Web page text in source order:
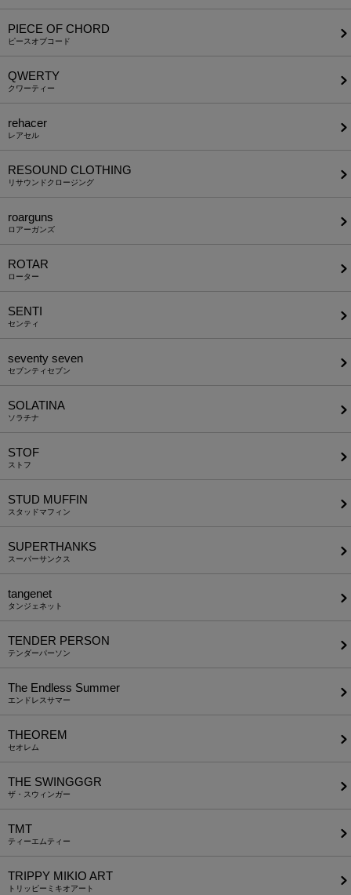
PIECE OF CHORD
ピースオブコード
QWERTY
クワーティー
rehacer
レアセル
RESOUND CLOTHING
リサウンドクロージング
roarguns
ロアーガンズ
ROTAR
ローター
SENTI
センティ
seventy seven
セブンティセブン
SOLATINA
ソラチナ
STOF
ストフ
STUD MUFFIN
スタッドマフィン
SUPERTHANKS
スーパーサンクス
tangenet
タンジェネット
TENDER PERSON
テンダーパーソン
The Endless Summer
エンドレスサマー
THEOREM
セオレム
THE SWINGGGR
ザ・スウィンガー
TMT
ティーエムティー
TRIPPY MIKIO ART
トリッピーミキオアート